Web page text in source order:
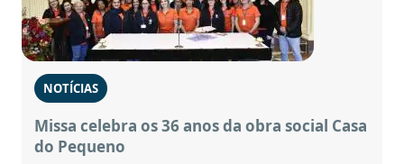
NOTÍCIAS
Missa celebra os 36 anos da obra social Casa
do Pequeno